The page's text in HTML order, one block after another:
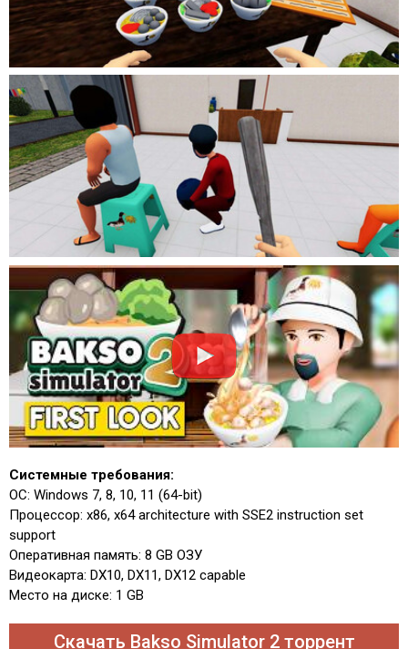
Системные требования:
ОС: Windows 7, 8, 10, 11 (64-bit)
Процессор: x86, x64 architecture with SSE2 instruction set
support
Оперативная память: 8 GB ОЗУ
Видеокарта: DX10, DX11, DX12 capable
Место на диске: 1 GB
Скачать Bakso Simulator 2 торрент